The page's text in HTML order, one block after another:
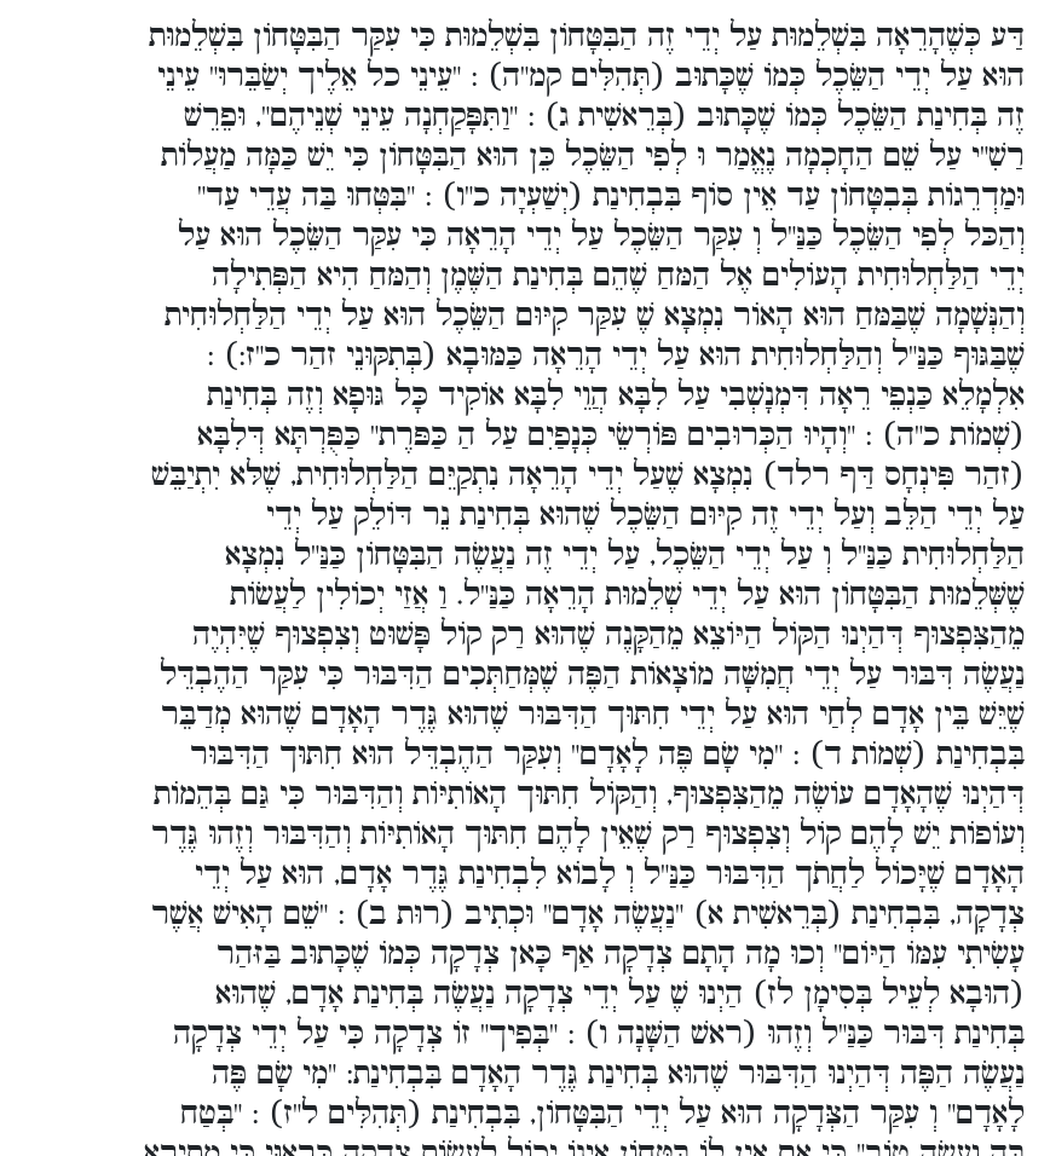
דַּע כְּשֶׁהָרֵאָה בִּשְׁלֵמוּת עַל יְדֵי זֶה הַבִּטָּחוֹן בִּשְׁלֵמוּת כִּי עִקַּר הַבִּטָּחוֹן בִּשְׁלֵמוּת
הוּא עַל יְדֵי הַשֵּׂכֶל כְּמוֹ שֶׁכָּתוּב (תְּהִלִּים קמ"ה) : "עֵינֵי כל אֵלֶיך יְשַׂבֵּרוּ" עֵינֵי
זֶה בְּחִינַת הַשֵּׂכֶל כְּמוֹ שֶׁכָּתוּב (בְּרֵאשִׁית ג) : "וַתִּפָּקַחְנָה עֵינֵי שְׁנֵיהֶם", וּפֵרֵשׁ
רַשִׁ"י עַל שֵׁם הַחָכְמָה נֶאֱמַר וּ לְפִי הַשֵּׂכֶל כֵּן הוּא הַבִּטָּחוֹן כִּי יֵשׁ כַּמָּה מַעֲלוֹת
וּמַדְרֵגוֹת בְּבִטָּחוֹן עַד אֵין סוֹף בִּבְחִינַת (יְשַׁעְיָה כ"ו) : "בִּטְּחוּ בַּה עֲדֵי עַד"
וְהַכּל לְפִי הַשֵּׂכֶל כַּנַּ"ל וְ עִקַּר הַשֵּׂכֶל עַל יְדֵי הָרֵאָה כִּי עִקַּר הַשֵּׂכֶל הוּא עַל
יְדֵי הַלַּחְלוּחִית הָעוֹלִים אֶל הַמּחַ שֶׁהֵם בְּחִינַת הַשֶּׁמֶן וְהַמּחַ הִיא הַפְּתִילָה
וְהַנְּשָׁמָה שֶׁבַּמּחַ הוּא הָאוֹר נִמְצָא שֶׁ עִקַּר קִיּוּם הַשֵּׂכֶל הוּא עַל יְדֵי הַלַּחְלוּחִית
שֶׁבַּגּוּף כַּנַּ"ל וְהַלַּחְלוּחִית הוּא עַל יְדֵי הָרֵאָה כַּמּוּבָא (בְּתִקּוּנֵי זהַר כ"ז:) :
אִלְמָלֵא כַּנְפֵי רֵאָה דִּמְנָשְׁבִי עַל לִבָּא הֲוֵי לִבָּא אוֹקִיד כָּל גּוּפָא וְזֶה בְּחִינַת
(שְׁמוֹת כ"ה) : "וְהָיוּ הַכְּרוּבִים פּוֹרְשֵׂי כְּנָפַיִם עַל הַ כַּפּרֶת" כַּפֻּרְתָּא דְּלִבָּא
(זהַר פִּינְחָס דַּף רלד) נִמְצָא שֶׁעַל יְדֵי הָרֵאָה נִתְקַיֵּם הַלַּחְלוּחִית, שֶׁלּא יִתְיַבֵּשׁ
עַל יְדֵי הַלֵּב וְעַל יְדֵי זֶה קִיּוּם הַשֵּׂכֶל שֶׁהוּא בְּחִינַת נֵר דּוֹלֵק עַל יְדֵי
הַלַּחְלוּחִית כַּנַּ"ל וְ עַל יְדֵי הַשֵּׂכֶל, עַל יְדֵי זֶה נַעֲשֶׂה הַבִּטָּחוֹן כַּנַּ"ל נִמְצָא
שֶׁשְּׁלֵמוּת הַבִּטָּחוֹן הוּא עַל יְדֵי שְׁלֵמוּת הָרֵאָה כַּנַּ"ל. וַ אֲזַי יְכוֹלִין לַעֲשׂוֹת
מֵהַצִּפְצוּף דְּהַיְנוּ הַקּוֹל הַיּוֹצֵא מֵהַקָּנֶה שֶׁהוּא רַק קוֹל פָּשׁוּט וְצִפְצוּף שֶׁיִּהְיֶה
נַעֲשֶׂה דִּבּוּר עַל יְדֵי חֲמִשָּׁה מוֹצָאוֹת הַפֶּה שֶׁמְּחַתְּכִים הַדִּבּוּר כִּי עִקַּר הַהֶבְדֵּל
שֶׁיֵּשׁ בֵּין אָדָם לְחַי הוּא עַל יְדֵי חִתּוּך הַדִּבּוּר שֶׁהוּא גֶּדֶר הָאָדָם שֶׁהוּא מְדַבֵּר
בִּבְחִינַת (שְׁמוֹת ד) : "מִי שָׂם פֶּה לָאָדָם" וְעִקַּר הַהֶבְדֵּל הוּא חִתּוּך הַדִּבּוּר
דְּהַיְנוּ שֶׁהָאָדָם עוֹשֶׂה מֵהַצִּפְצוּף, וְהַקּוֹל חִתּוּך הָאוֹתִיּוֹת וְהַדִּבּוּר כִּי גַּם בְּהֵמוֹת
וְעוֹפוֹת יֵשׁ לָהֶם קוֹל וְצִפְצוּף רַק שֶׁאֵין לָהֶם חִתּוּך הָאוֹתִיּוֹת וְהַדִּבּוּר וְזֶהוּ גֶּדֶר
הָאָדָם שֶׁיָּכוֹל לַחֲתֹך הַדִּבּוּר כַּנַּ"ל וְ לָבוֹא לִבְחִינַת גֶּדֶר אָדָם, הוּא עַל יְדֵי
צְדָקָה, בִּבְחִינַת (בְּרֵאשִׁית א) "נַעֲשֶׂה אָדָם" וּכְתִיב (רוּת ב) : "שֵׁם הָאִישׁ אֲשֶׁר
עָשִׂיתִי עִמּוֹ הַיּוֹם" וְכוּ מָה הָתָם צְדָקָה אַף כָּאן צְדָקָה כְּמוֹ שֶׁכָּתוּב בַּזּהַר
(הוּבָא לְעֵיל בְּסִימָן לז) הַיְנוּ שֶׁ עַל יְדֵי צְדָקָה נַעֲשֶׂה בְּחִינַת אָדָם, שֶׁהוּא
בְּחִינַת דִּבּוּר כַּנַּ"ל וְזֶהוּ (ראשׁ הַשָּׁנָה ו) : "בְּפִיך" זוֹ צְדָקָה כִּי עַל יְדֵי צְדָקָה
נַעֲשֶׂה הַפֶּה דְּהַיְנוּ הַדִּבּוּר שֶׁהוּא בְּחִינַת גֶּדֶר הָאָדָם בִּבְחִינַת: "מִי שָׂם פֶּה
לָאָדָם" וְ עִקַּר הַצְּדָקָה הוּא עַל יְדֵי הַבִּטָּחוֹן, בִּבְחִינַת (תְּהִלִּים ל"ז) : "בְּטַח